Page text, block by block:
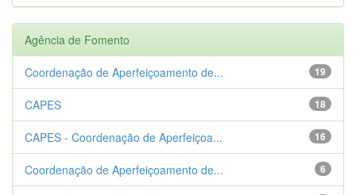
Agência de Fomento
19
Coordenação de Aperfeiçoamento de...
18
CAPES
16
CAPES - Coordenação de Aperfeiçoa...
6
Coordenação de Aperfeiçoamento de...